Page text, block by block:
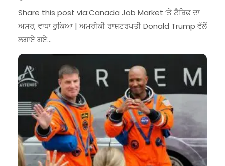
Share this post via:Canada Job Market ‘ਤੇ ਟੈਰਿਫ਼ ਦਾ
ਅਸਰ, ਵਾਧਾ ਰੁਕਿਆ | ਅਮਰੀਕੀ ਰਾਸ਼ਟਰਪਤੀ Donald Trump ਵੱਲੋਂ
ਲਗਾਏ ਗਏ…